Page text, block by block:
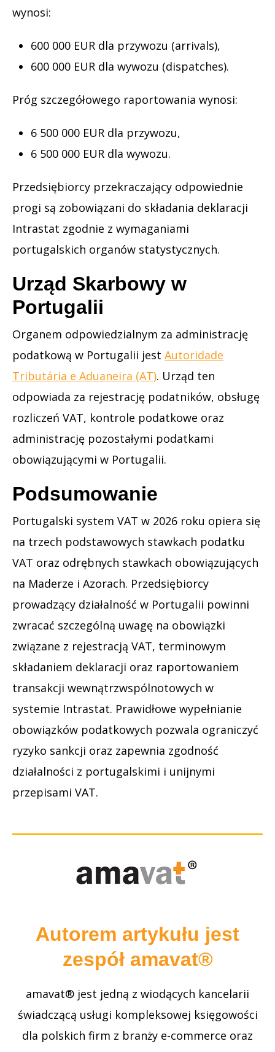
wynosi:
600 000 EUR dla przywozu (arrivals),
600 000 EUR dla wywozu (dispatches).
Próg szczegółowego raportowania wynosi:
6 500 000 EUR dla przywozu,
6 500 000 EUR dla wywozu.
Przedsiębiorcy przekraczający odpowiednie
progi są zobowiązani do składania deklaracji
Intrastat zgodnie z wymaganiami
portugalskich organów statystycznych.
Urząd Skarbowy w
Portugalii
Organem odpowiedzialnym za administrację
podatkową w Portugalii jest Autoridade
Tributária e Aduaneira (AT). Urząd ten
odpowiada za rejestrację podatników, obsługę
rozliczeń VAT, kontrole podatkowe oraz
administrację pozostałymi podatkami
obowiązującymi w Portugalii.
Podsumowanie
Portugalski system VAT w 2026 roku opiera się
na trzech podstawowych stawkach podatku
VAT oraz odrębnych stawkach obowiązujących
na Maderze i Azorach. Przedsiębiorcy
prowadzący działalność w Portugalii powinni
zwracać szczególną uwagę na obowiązki
związane z rejestracją VAT, terminowym
składaniem deklaracji oraz raportowaniem
transakcji wewnątrzwspólnotowych w
systemie Intrastat. Prawidłowe wypełnianie
obowiązków podatkowych pozwala ograniczyć
ryzyko sankcji oraz zapewnia zgodność
działalności z portugalskimi i unijnymi
przepisami VAT.
Autorem artykułu jest
zespół amavat®
amavat® jest jedną z wiodących kancelarii
świadczącą usługi kompleksowej księgowości
dla polskich firm z branży e-commerce oraz